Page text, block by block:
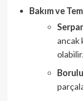
Bakım ve
ancak
olabilir.